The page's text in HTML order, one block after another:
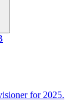
for 2025.